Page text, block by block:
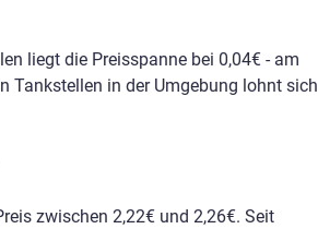
liegt die Preisspanne bei 0,04€ - am
Tankstellen in der Umgebung lohnt sich
zwischen 2,22€ und 2,26€. Seit